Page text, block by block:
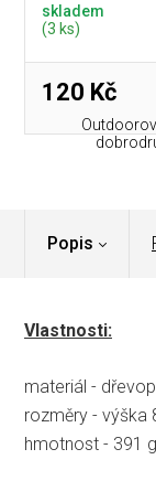
skladem
(3 ks)
120 Kč
Popis
Vlastnosti:
materiál -
rozměry - výška
hmotnost - 391 g